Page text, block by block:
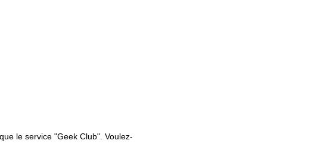
le service "Geek Club". Voulez-